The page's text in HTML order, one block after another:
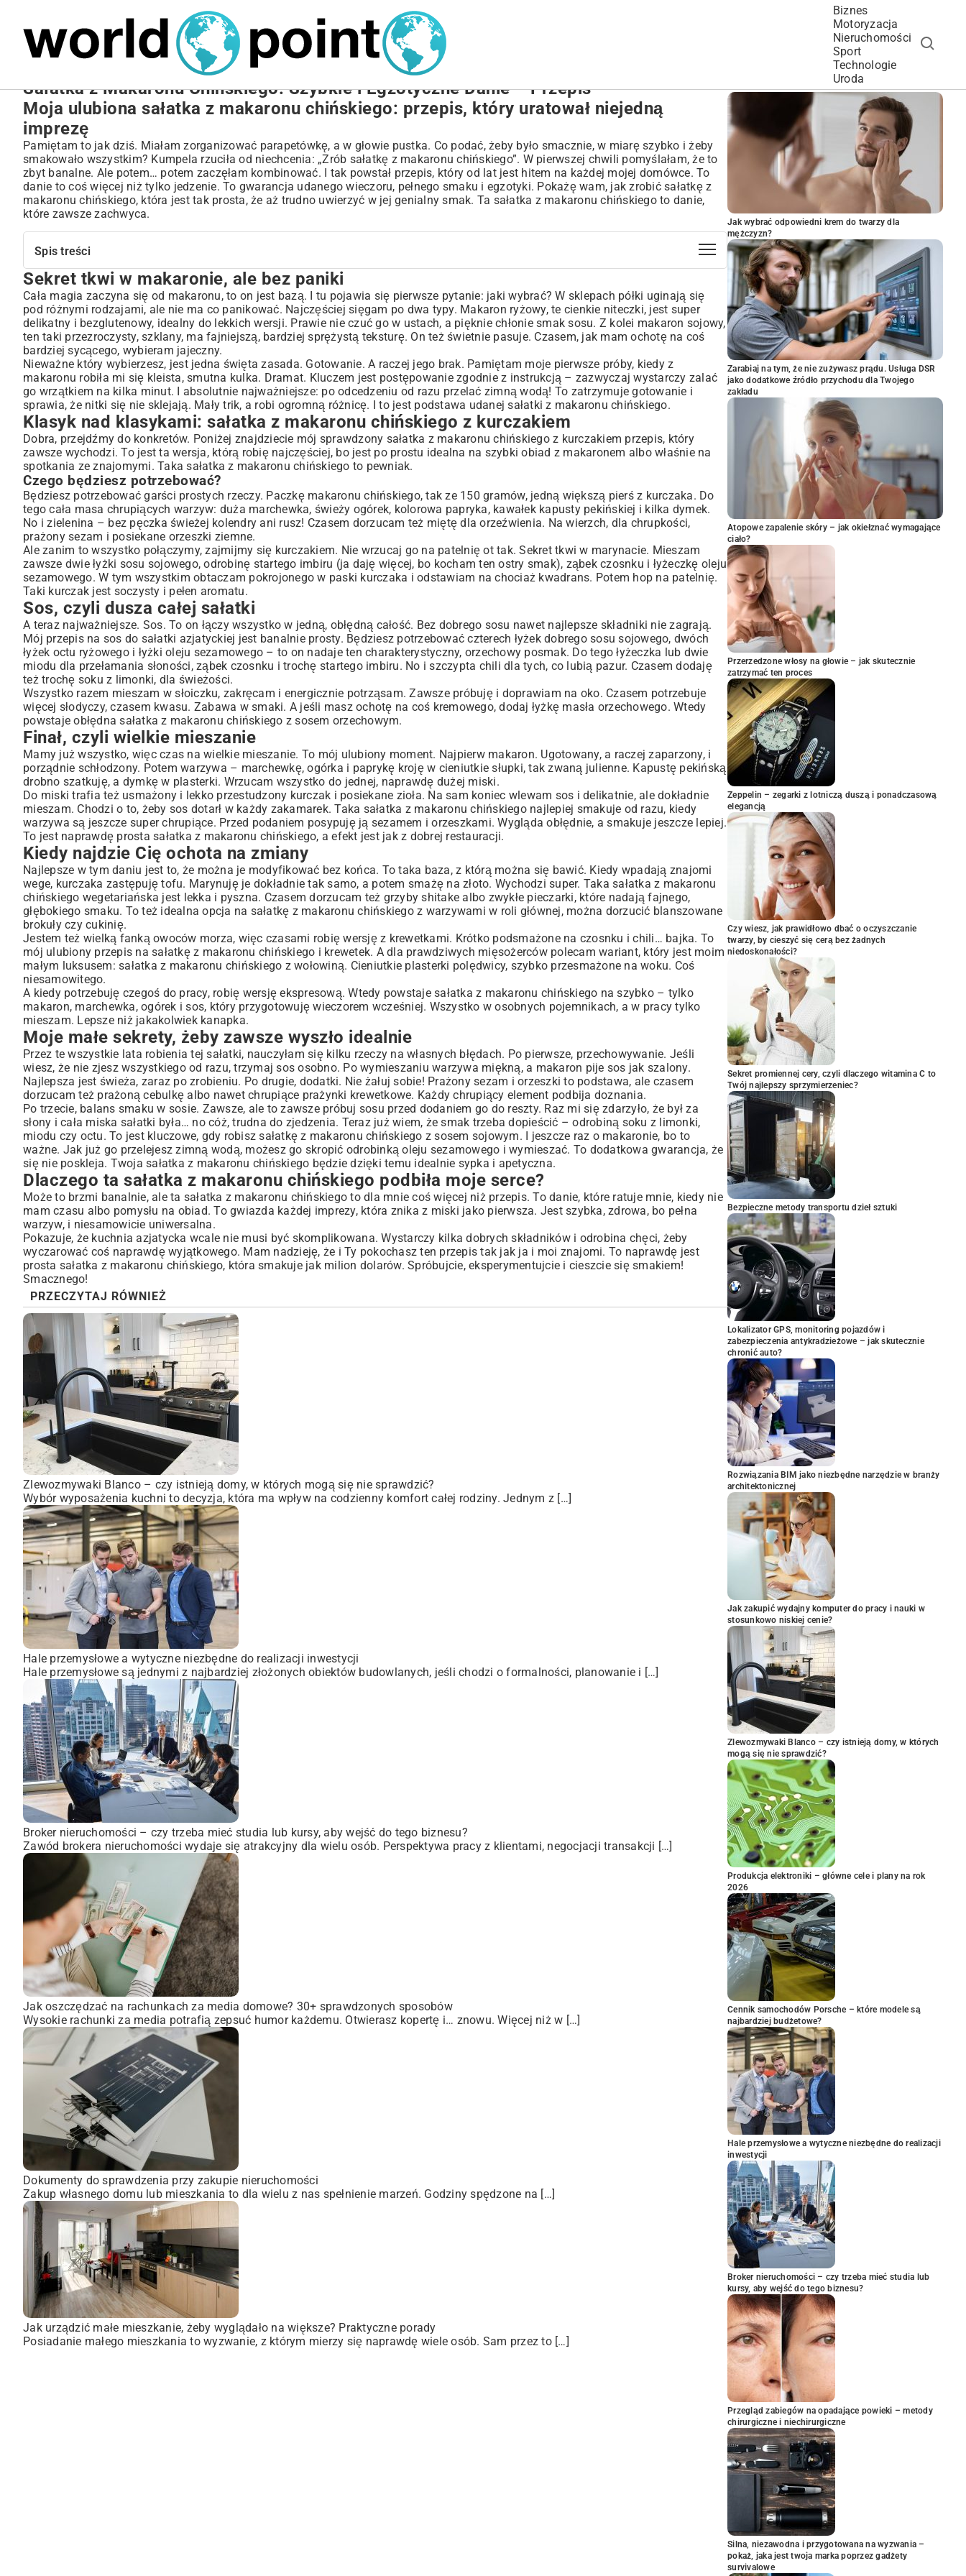
Biznes
Motoryzacja
Nieruchomości
Sport
Technologie
Uroda
NIERUCHOMOŚCI
Sałatka z Makaronu Chińskiego: Szybkie i Egzotyczne Danie – Przepis
Moja ulubiona sałatka z makaronu chińskiego: przepis, który uratował niejedną
imprezę
Pamiętam to jak dziś. Miałam zorganizować parapetówkę, a w głowie pustka. Co podać, żeby było smacznie, w miarę szybko i żeby
smakowało wszystkim? Kumpela rzuciła od niechcenia: „Zrób sałatkę z makaronu chińskiego”. W pierwszej chwili pomyślałam, że to
zbyt banalne. Ale potem… potem zaczęłam kombinować. I tak powstał przepis, który od lat jest hitem na każdej mojej domówce. To
danie to coś więcej niż tylko jedzenie. To gwarancja udanego wieczoru, pełnego smaku i egzotyki. Pokażę wam, jak zrobić sałatkę z
makaronu chińskiego, która jest tak prosta, że aż trudno uwierzyć w jej genialny smak. Ta sałatka z makaronu chińskiego to danie,
które zawsze zachwyca.
Spis treści
Sekret tkwi w makaronie, ale bez paniki
Klasyk nad klasykami: sałatka z makaronu chińskiego z kurczakiem
Czego będziesz potrzebować?
Sos, czyli dusza całej sałatki
Finał, czyli wielkie mieszanie
Kiedy najdzie Cię ochota na zmiany
Moje małe sekrety, żeby zawsze wyszło idealnie
Dlaczego ta sałatka z makaronu chińskiego podbiła moje serce?
Sekret tkwi w makaronie, ale bez paniki
Cała magia zaczyna się od makaronu, to on jest bazą. I tu pojawia się pierwsze pytanie: jaki wybrać? W sklepach półki uginają się
pod różnymi rodzajami, ale nie ma co panikować. Najczęściej sięgam po dwa typy. Makaron ryżowy, te cienkie niteczki, jest super
delikatny i bezglutenowy, idealny do lekkich wersji. Prawie nie czuć go w ustach, a pięknie chłonie smak sosu. Z kolei makaron sojowy,
ten taki przezroczysty, szklany, ma fajniejszą, bardziej sprężystą teksturę. On też świetnie pasuje. Czasem, jak mam ochotę na coś
bardziej sycącego, wybieram jajeczny.
Nieważne który wybierzesz, jest jedna święta zasada. Gotowanie. A raczej jego brak. Pamiętam moje pierwsze próby, kiedy z
makaronu robiła mi się kleista, smutna kulka. Dramat. Kluczem jest postępowanie zgodnie z instrukcją – zazwyczaj wystarczy zalać
go wrzątkiem na kilka minut. I absolutnie najważniejsze: po odcedzeniu od razu przelać zimną wodą! To zatrzymuje gotowanie i
sprawia, że nitki się nie sklejają. Mały trik, a robi ogromną różnicę. I to jest podstawa udanej sałatki z makaronu chińskiego.
Klasyk nad klasykami: sałatka z makaronu chińskiego z kurczakiem
Dobra, przejdźmy do konkretów. Poniżej znajdziecie mój sprawdzony sałatka z makaronu chińskiego z kurczakiem przepis, który
zawsze wychodzi. To jest ta wersja, którą robię najczęściej, bo jest po prostu idealna na szybki obiad z makaronem albo właśnie na
spotkania ze znajomymi. Taka sałatka z makaronu chińskiego to pewniak.
Czego będziesz potrzebować?
Będziesz potrzebować garści prostych rzeczy. Paczkę makaronu chińskiego, tak ze 150 gramów, jedną większą pierś z kurczaka. Do
tego cała masa chrupiących warzyw: duża marchewka, świeży ogórek, kolorowa papryka, kawałek kapusty pekińskiej i kilka dymek.
No i zielenina – bez pęczka świeżej kolendry ani rusz! Czasem dorzucam też miętę dla orzeźwienia. Na wierzch, dla chrupkości,
prażony sezam i posiekane orzeszki ziemne.
Ale zanim to wszystko połączymy, zajmijmy się kurczakiem. Nie wrzucaj go na patelnię ot tak. Sekret tkwi w marynacie. Mieszam
zawsze dwie łyżki sosu sojowego, odrobinę startego imbiru (ja daję więcej, bo kocham ten ostry smak), ząbek czosnku i łyżeczkę oleju
sezamowego. W tym wszystkim obtaczam pokrojonego w paski kurczaka i odstawiam na chociaż kwadrans. Potem hop na patelnię.
Taki kurczak jest soczysty i pełen aromatu.
Sos, czyli dusza całej sałatki
A teraz najważniejsze. Sos. To on łączy wszystko w jedną, obłędną całość. Bez dobrego sosu nawet najlepsze składniki nie zagrają.
Mój przepis na sos do sałatki azjatyckiej jest banalnie prosty. Będziesz potrzebować czterech łyżek dobrego sosu sojowego, dwóch
łyżek octu ryżowego i łyżki oleju sezamowego – to on nadaje ten charakterystyczny, orzechowy posmak. Do tego łyżeczka lub dwie
miodu dla przełamania słoności, ząbek czosnku i trochę startego imbiru. No i szczypta chili dla tych, co lubią pazur. Czasem dodaję
też trochę soku z limonki, dla świeżości.
Wszystko razem mieszam w słoiczku, zakręcam i energicznie potrząsam. Zawsze próbuję i doprawiam na oko. Czasem potrzebuje
więcej słodyczy, czasem kwasu. Zabawa w smaki. A jeśli masz ochotę na coś kremowego, dodaj łyżkę masła orzechowego. Wtedy
powstaje obłędna sałatka z makaronu chińskiego z sosem orzechowym.
Finał, czyli wielkie mieszanie
Mamy już wszystko, więc czas na wielkie mieszanie. To mój ulubiony moment. Najpierw makaron. Ugotowany, a raczej zaparzony, i
porządnie schłodzony. Potem warzywa – marchewkę, ogórka i paprykę kroję w cieniutkie słupki, tak zwaną julienne. Kapustę pekińską
drobno szatkuję, a dymkę w plasterki. Wrzucam wszystko do jednej, naprawdę dużej miski.
Do miski trafia też usmażony i lekko przestudzony kurczak i posiekane zioła. Na sam koniec wlewam sos i delikatnie, ale dokładnie
mieszam. Chodzi o to, żeby sos dotarł w każdy zakamarek. Taka sałatka z makaronu chińskiego najlepiej smakuje od razu, kiedy
warzywa są jeszcze super chrupiące. Przed podaniem posypuję ją sezamem i orzeszkami. Wygląda obłędnie, a smakuje jeszcze lepiej.
To jest naprawdę prosta sałatka z makaronu chińskiego, a efekt jest jak z dobrej restauracji.
Kiedy najdzie Cię ochota na zmiany
Najlepsze w tym daniu jest to, że można je modyfikować bez końca. To taka baza, z którą można się bawić. Kiedy wpadają znajomi
wege, kurczaka zastępuję tofu. Marynuję je dokładnie tak samo, a potem smażę na złoto. Wychodzi super. Taka sałatka z makaronu
chińskiego wegetariańska jest lekka i pyszna. Czasem dorzucam też grzyby shitake albo zwykłe pieczarki, które nadają fajnego,
głębokiego smaku. To też idealna opcja na sałatkę z makaronu chińskiego z warzywami w roli głównej, można dorzucić blanszowane
brokuły czy cukinię.
Jestem też wielką fanką owoców morza, więc czasami robię wersję z krewetkami. Krótko podsmażone na czosnku i chili… bajka. To
mój ulubiony przepis na sałatkę z makaronu chińskiego i krewetek. A dla prawdziwych mięsożerców polecam wariant, który jest moim
małym luksusem: sałatka z makaronu chińskiego z wołowiną. Cieniutkie plasterki polędwicy, szybko przesmażone na woku. Coś
niesamowitego.
A kiedy potrzebuję czegoś do pracy, robię wersję ekspresową. Wtedy powstaje sałatka z makaronu chińskiego na szybko – tylko
makaron, marchewka, ogórek i sos, który przygotowuję wieczorem wcześniej. Wszystko w osobnych pojemnikach, a w pracy tylko
mieszam. Lepsze niż jakakolwiek kanapka.
Moje małe sekrety, żeby zawsze wyszło idealnie
Przez te wszystkie lata robienia tej sałatki, nauczyłam się kilku rzeczy na własnych błędach. Po pierwsze, przechowywanie. Jeśli
wiesz, że nie zjesz wszystkiego od razu, trzymaj sos osobno. Po wymieszaniu warzywa miękną, a makaron pije sos jak szalony.
Najlepsza jest świeża, zaraz po zrobieniu. Po drugie, dodatki. Nie żałuj sobie! Prażony sezam i orzeszki to podstawa, ale czasem
dorzucam też prażoną cebulkę albo nawet chrupiące prażynki krewetkowe. Każdy chrupiący element podbija doznania.
Po trzecie, balans smaku w sosie. Zawsze, ale to zawsze próbuj sosu przed dodaniem go do reszty. Raz mi się zdarzyło, że był za
słony i cała miska sałatki była… no cóż, trudna do zjedzenia. Teraz już wiem, że smak trzeba dopieścić – odrobiną soku z limonki,
miodu czy octu. To jest kluczowe, gdy robisz sałatkę z makaronu chińskiego z sosem sojowym. I jeszcze raz o makaronie, bo to
ważne. Jak już go przelejesz zimną wodą, możesz go skropić odrobinką oleju sezamowego i wymieszać. To dodatkowa gwarancja, że
się nie poskleja. Twoja sałatka z makaronu chińskiego będzie dzięki temu idealnie sypka i apetyczna.
Dlaczego ta sałatka z makaronu chińskiego podbiła moje serce?
Może to brzmi banalnie, ale ta sałatka z makaronu chińskiego to dla mnie coś więcej niż przepis. To danie, które ratuje mnie, kiedy nie
mam czasu albo pomysłu na obiad. To gwiazda każdej imprezy, która znika z miski jako pierwsza. Jest szybka, zdrowa, bo pełna
warzyw, i niesamowicie uniwersalna.
Pokazuje, że kuchnia azjatycka wcale nie musi być skomplikowana. Wystarczy kilka dobrych składników i odrobina chęci, żeby
wyczarować coś naprawdę wyjątkowego. Mam nadzieję, że i Ty pokochasz ten przepis tak jak ja i moi znajomi. To naprawdę jest
prosta sałatka z makaronu chińskiego, która smakuje jak milion dolarów. Spróbujcie, eksperymentujcie i cieszcie się smakiem!
Smacznego!
PRZECZYTAJ RÓWNIEŻ
Zlewozmywaki Blanco – czy istnieją domy, w których mogą się nie sprawdzić?
Wybór wyposażenia kuchni to decyzja, która ma wpływ na codzienny komfort całej rodziny. Jednym z […]
Hale przemysłowe a wytyczne niezbędne do realizacji inwestycji
Hale przemysłowe są jednymi z najbardziej złożonych obiektów budowlanych, jeśli chodzi o formalności, planowanie i […]
Broker nieruchomości – czy trzeba mieć studia lub kursy, aby wejść do tego biznesu?
Zawód brokera nieruchomości wydaje się atrakcyjny dla wielu osób. Perspektywa pracy z klientami, negocjacji transakcji […]
Jak oszczędzać na rachunkach za media domowe? 30+ sprawdzonych sposobów
Wysokie rachunki za media potrafią zepsuć humor każdemu. Otwierasz kopertę i… znowu. Więcej niż w […]
Dokumenty do sprawdzenia przy zakupie nieruchomości
Zakup własnego domu lub mieszkania to dla wielu z nas spełnienie marzeń. Godziny spędzone na […]
Jak urządzić małe mieszkanie, żeby wyglądało na większe? Praktyczne porady
Posiadanie małego mieszkania to wyzwanie, z którym mierzy się naprawdę wiele osób. Sam przez to […]
POPULARNE ARTYKUŁY
Jak wybrać odpowiedni krem do twarzy dla
mężczyzn?
Zarabiaj na tym, że nie zużywasz prądu. Usługa DSR
jako dodatkowe źródło przychodu dla Twojego
zakładu
Atopowe zapalenie skóry – jak okiełznać wymagające
ciało?
Przerzedzone włosy na głowie – jak skutecznie
zatrzymać ten proces
Zeppelin – zegarki z lotniczą duszą i ponadczasową
elegancją
Czy wiesz, jak prawidłowo dbać o oczyszczanie
twarzy, by cieszyć się cerą bez żadnych
niedoskonałości?
Sekret promiennej cery, czyli dlaczego witamina C to
Twój najlepszy sprzymierzeniec?
Bezpieczne metody transportu dzieł sztuki
Lokalizator GPS, monitoring pojazdów i
zabezpieczenia antykradzieżowe – jak skutecznie
chronić auto?
Rozwiązania BIM jako niezbędne narzędzie w branży
architektonicznej
Jak zakupić wydajny komputer do pracy i nauki w
stosunkowo niskiej cenie?
Zlewozmywaki Blanco – czy istnieją domy, w których
mogą się nie sprawdzić?
Produkcja elektroniki – główne cele i plany na rok
2026
Cennik samochodów Porsche – które modele są
najbardziej budżetowe?
Hale przemysłowe a wytyczne niezbędne do realizacji
inwestycji
Broker nieruchomości – czy trzeba mieć studia lub
kursy, aby wejść do tego biznesu?
Przegląd zabiegów na opadające powieki – metody
chirurgiczne i niechirurgiczne
Silna, niezawodna i przygotowana na wyzwania –
pokaż, jaka jest twoja marka poprzez gadżety
survivalowe